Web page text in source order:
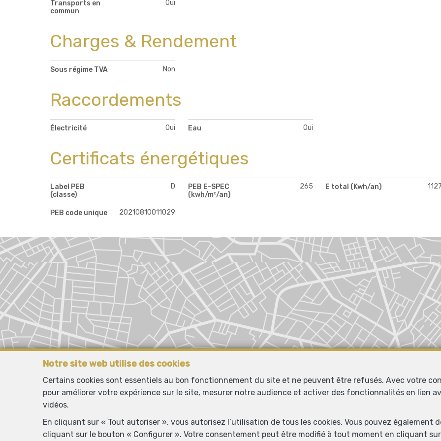
Transports en
commun
Oui
Charges & Rendement
Sous régime TVA Non
Raccordements
Électricité Oui Eau Oui
Certificats énergétiques
Label PEB
(classe)
D
PEB E-SPEC
(kwh/m²/an)
265 E total (Kwh/an)
PEB code unique 20210810011029
Notre site web utilise des cookies
Certains cookies sont essentiels au bon fonctionnement du site et ne peuvent être refusés. Avec votre
pour améliorer votre expérience sur le site, mesurer notre audience et activer des fonctionnalités en lien
vidéos.
En cliquant sur « Tout autoriser », vous autorisez l’utilisation de tous les cookies. Vous pouvez également
cliquant sur le bouton « Configurer ». Votre consentement peut être modifié à tout moment en cliquant